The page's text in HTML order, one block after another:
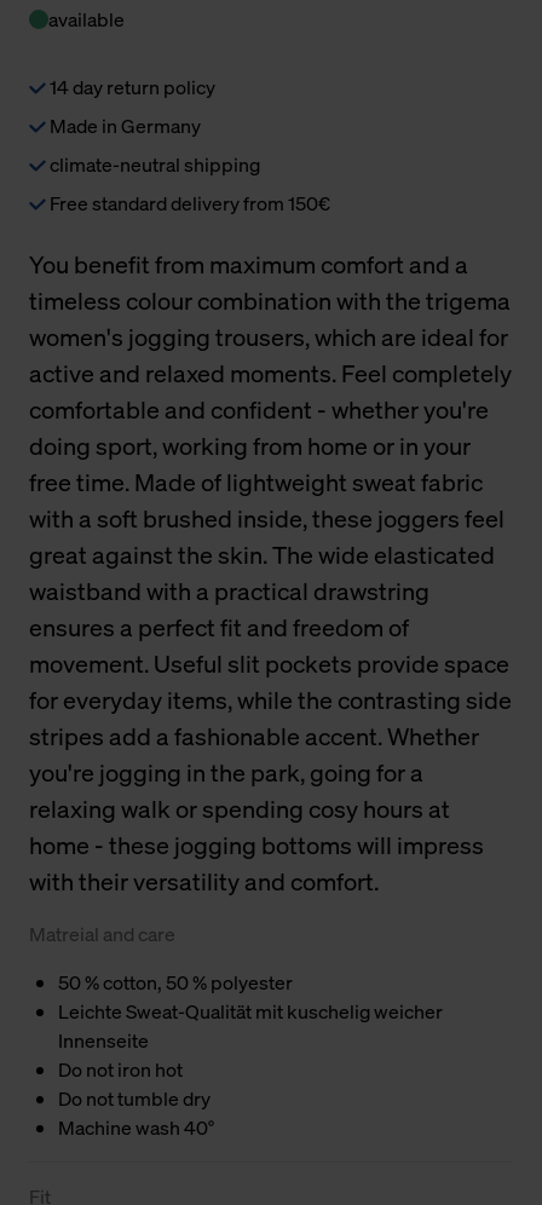
available
14 day return policy
Made in Germany
climate-neutral shipping
Free standard delivery from 150€
You benefit from maximum comfort and a
timeless colour combination with the trigema
women's jogging trousers, which are ideal for
active and relaxed moments. Feel completely
comfortable and confident - whether you're
doing sport, working from home or in your
free time. Made of lightweight sweat fabric
with a soft brushed inside, these joggers feel
great against the skin. The wide elasticated
waistband with a practical drawstring
ensures a perfect fit and freedom of
movement. Useful slit pockets provide space
for everyday items, while the contrasting side
stripes add a fashionable accent. Whether
you're jogging in the park, going for a
relaxing walk or spending cosy hours at
home - these jogging bottoms will impress
with their versatility and comfort.
Matreial and care
50 % cotton, 50 % polyester
Leichte Sweat-Qualität mit kuschelig weicher
Innenseite
Do not iron hot
Do not tumble dry
Machine wash 40°
Fit